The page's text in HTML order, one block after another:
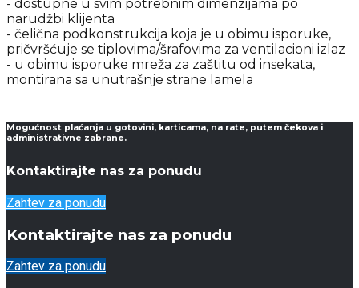
- dostupne u svim potrebnim dimenzijama po
narudžbi klijenta
- čelična podkonstrukcija koja je u obimu isporuke,
pričvršćuje se tiplovima/šrafovima za ventilacioni izlaz
- u obimu isporuke mreža za zaštitu od insekata,
montirana sa unutrašnje strane lamela
Mogućnost plaćanja u gotovini, karticama, na rate, putem čekova i
administrativne zabrane.
Kontaktirajte nas za ponudu
Zahtev za ponudu
Kontaktirajte nas za ponudu
Zahtev za ponudu